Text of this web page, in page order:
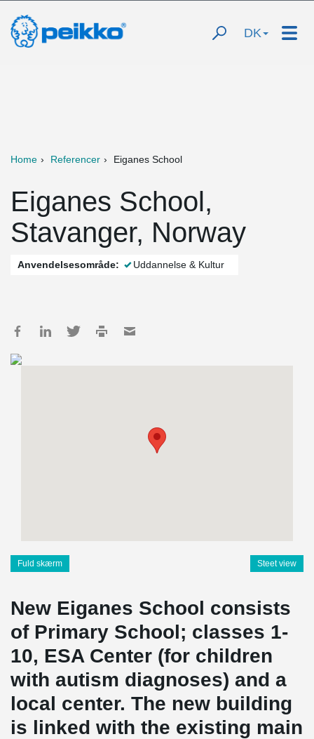
DK
Home Referencer Eiganes School
Eiganes School,
Stavanger, Norway
Anvendelsesområde: Uddannelse & Kultur
Fuld skærm Steet view
New Eiganes School consists
of Primary School; classes 1-
10, ESA Center (for children
with autism diagnoses) and a
local center. The new building
is linked with the existing main